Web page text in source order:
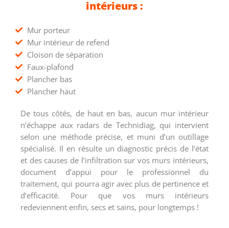
intérieurs :
Mur porteur
Mur intérieur de refend
Cloison de séparation
Faux-plafond
Plancher bas
Plancher haut
De tous côtés, de haut en bas, aucun mur intérieur
n’échappe aux radars de Technidiag, qui intervient
selon une méthode précise, et muni d’un outillage
spécialisé. Il en résulte un diagnostic précis de l’état
et des causes de l’infiltration sur vos murs intérieurs,
document d’appui pour le professionnel du
traitement, qui pourra agir avec plus de pertinence et
d’efficacité. Pour que vos murs intérieurs
redeviennent enfin, secs et sains, pour longtemps !